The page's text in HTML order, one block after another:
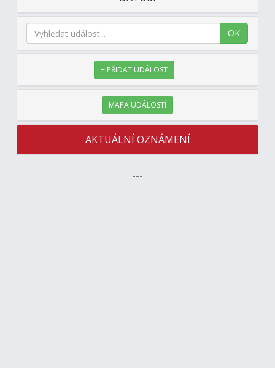
OK
+ PŘIDAT UDÁLOST
MAPA UDÁLOSTÍ
AKTUÁLNÍ OZNÁMENÍ
---